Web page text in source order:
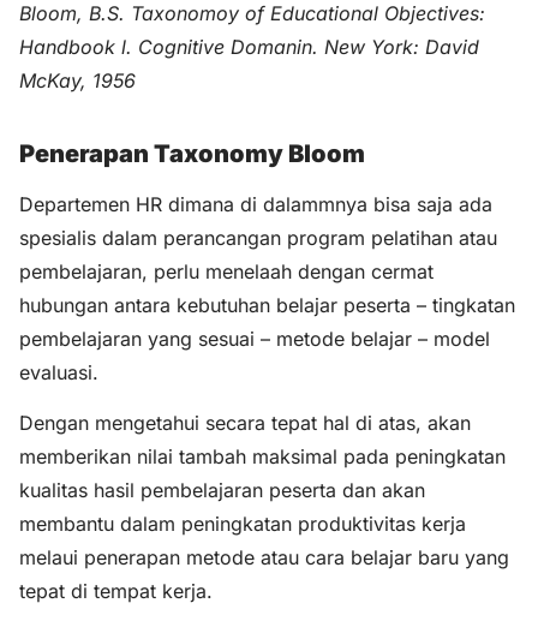
Bloom, B.S. Taxonomoy of Educational Objectives:
Handbook l. Cognitive Domanin. New York: David
McKay, 1956
Penerapan Taxonomy Bloom
Departemen HR dimana di dalammnya bisa saja ada
spesialis dalam perancangan program pelatihan atau
pembelajaran, perlu menelaah dengan cermat
hubungan antara kebutuhan belajar peserta – tingkatan
pembelajaran yang sesuai – metode belajar – model
evaluasi.
Dengan mengetahui secara tepat hal di atas, akan
memberikan nilai tambah maksimal pada peningkatan
kualitas hasil pembelajaran peserta dan akan
membantu dalam peningkatan produktivitas kerja
melaui penerapan metode atau cara belajar baru yang
tepat di tempat kerja.